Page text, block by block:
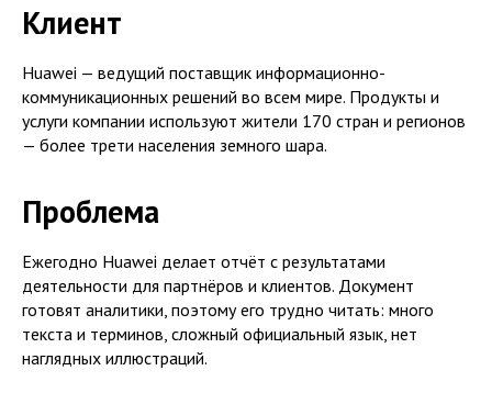
Клиент
Huawei — ведущий поставщик информационно-
коммуникационных решений во всем мире. Продукты и
услуги компании используют жители 170 стран и регионов
— более трети населения земного шара.
Проблема
Ежегодно Huawei делает отчёт с результатами
деятельности для партнёров и клиентов. Документ
готовят аналитики, поэтому его трудно читать: много
текста и терминов, сложный официальный язык, нет
наглядных иллюстраций.